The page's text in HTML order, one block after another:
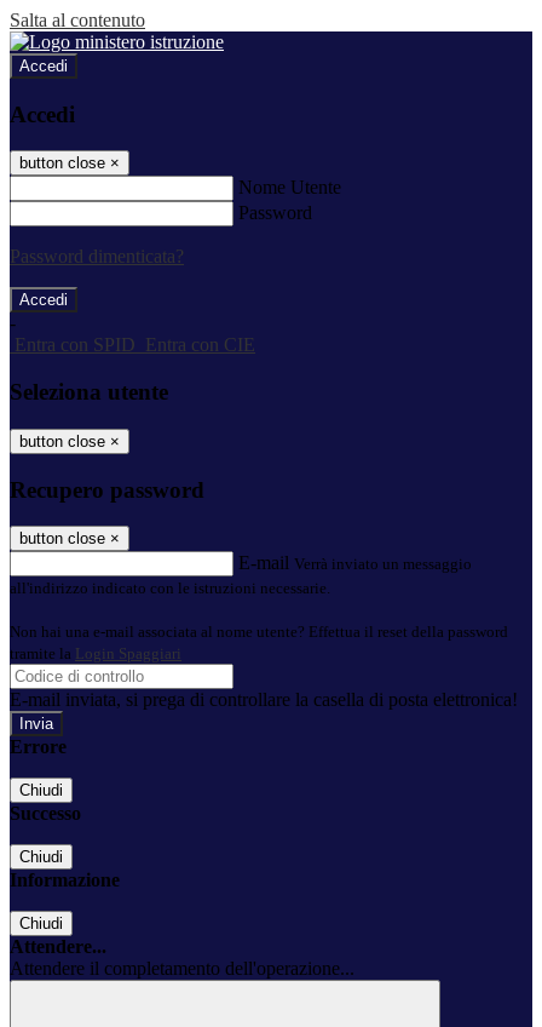
Salta al contenuto
Accedi
Accedi
button close ×
Nome Utente
Password
Password dimenticata?
-
Entra con SPID
Entra con CIE
Seleziona utente
button close ×
Recupero password
button close ×
E-mail Verrà inviato un messaggio
all'indirizzo indicato con le istruzioni necessarie.
Non hai una e-mail associata al nome utente? Effettua il reset della password
tramite la Login Spaggiari
E-mail inviata, si prega di controllare la casella di posta elettronica!
Errore
Chiudi
Successo
Chiudi
Informazione
Chiudi
Attendere...
Attendere il completamento dell'operazione...